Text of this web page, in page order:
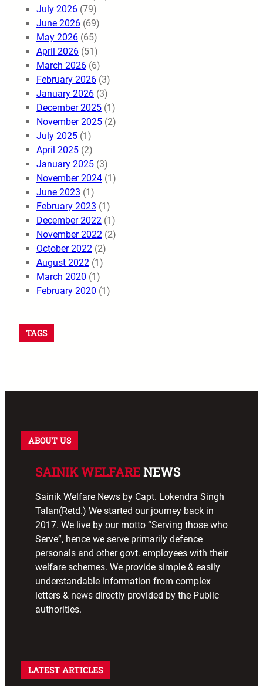
July 2026 (79)
June 2026 (69)
May 2026 (65)
April 2026 (51)
March 2026 (6)
February 2026 (3)
January 2026 (3)
December 2025 (1)
November 2025 (2)
July 2025 (1)
April 2025 (2)
January 2025 (3)
November 2024 (1)
June 2023 (1)
February 2023 (1)
December 2022 (1)
November 2022 (2)
October 2022 (2)
August 2022 (1)
March 2020 (1)
February 2020 (1)
TAGS
ABOUT US
SAINIK WELFARENEWS
Sainik Welfare News by Capt. Lokendra Singh
Talan(Retd.) We started our journey back in
2017. We live by our motto “Serving those who
Serve”, hence we serve primarily defence
personals and other govt. employees with their
welfare schemes. We provide simple & easily
understandable information from complex
letters & news directly provided by the Public
authorities.
LATEST ARTICLES